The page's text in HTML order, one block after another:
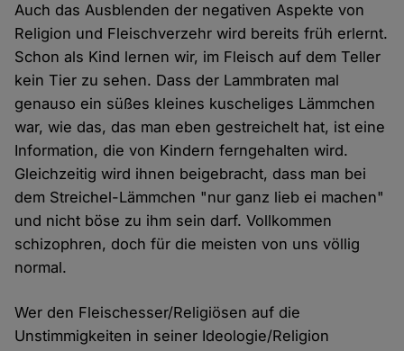
Auch das Ausblenden der negativen Aspekte von
Religion und Fleischverzehr wird bereits früh erlernt.
Schon als Kind lernen wir, im Fleisch auf dem Teller
kein Tier zu sehen. Dass der Lammbraten mal
genauso ein süßes kleines kuscheliges Lämmchen
war, wie das, das man eben gestreichelt hat, ist eine
Information, die von Kindern ferngehalten wird.
Gleichzeitig wird ihnen beigebracht, dass man bei
dem Streichel-Lämmchen "nur ganz lieb ei machen"
und nicht böse zu ihm sein darf. Vollkommen
schizophren, doch für die meisten von uns völlig
normal.
Wer den Fleischesser/Religiösen auf die
Unstimmigkeiten in seiner Ideologie/Religion